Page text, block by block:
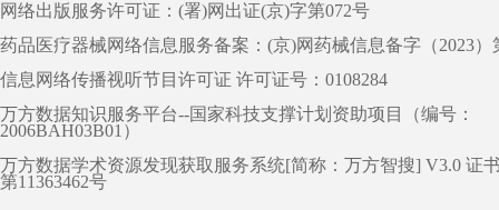
网络出版服务许可证：(署)网出证(京)字第072号
药品医疗器械网络信息服务备案：(京)网药械信息备字（2023）
信息网络传播视听节目许可证 许可证号：0108284
万方数据知识服务平台--国家科技支撑计划资助项目（编号：
2006BAH03B01）
万方数据学术资源发现获取服务系统[简称：万方智搜] V3.0 证
第11363462号